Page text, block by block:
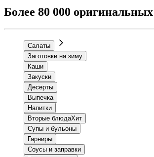
Более 80 000
Салаты
Заготовки на зиму
Каши
Закуски
Десерты
Выпечка
Напитки
Вторые блюдаХит
Супы и бульоны
Гарниры
Соусы и заправки